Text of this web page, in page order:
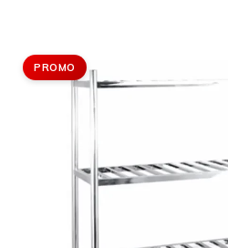
PROMO